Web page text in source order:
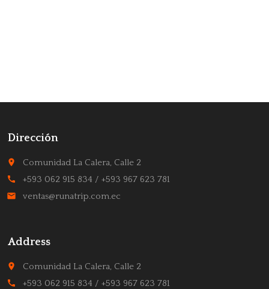
Dirección
place Comunidad La Calera, Calle 2
call +593 062 915 834 / +593 967 623 781
email ventas@runatrip.com.ec
Address
place Comunidad La Calera, Calle 2
call +593 062 915 834 / +593 967 623 781